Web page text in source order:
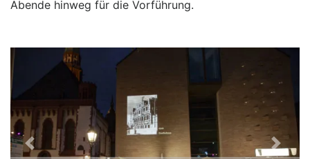
Abende hinweg für die Vorführung.
P
N